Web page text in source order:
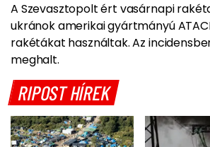
A Szevasztopolt ért vasárnapi
ukránok amerikai gyártmányú
rakétákat használtak. Az
meghalt.
RIPOST HÍREK